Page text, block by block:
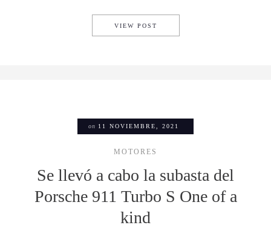
VIEW POST
on 11 NOVIEMBRE, 2021
MOTORES
Se llevó a cabo la subasta del
Porsche 911 Turbo S One of a
kind